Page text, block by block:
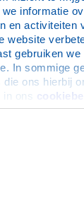
informatie
en activiteiten
website
gebruiken
In sommige
ons hierbij
ons
1998-1999
L. Lacy